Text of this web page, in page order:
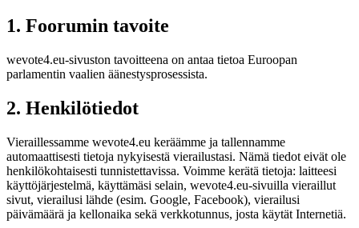
1. Foorumin tavoite
wevote4.eu-sivuston tavoitteena on antaa tietoa Euroopan
parlamentin vaalien äänestysprosessista.
2. Henkilötiedot
Vieraillessamme wevote4.eu keräämme ja tallennamme
automaattisesti tietoja nykyisestä vierailustasi. Nämä tiedot eivät ole
henkilökohtaisesti tunnistettavissa. Voimme kerätä tietoja: laitteesi
käyttöjärjestelmä, käyttämäsi selain, wevote4.eu-sivuilla vieraillut
sivut, vierailusi lähde (esim. Google, Facebook), vierailusi
päivämäärä ja kellonaika sekä verkkotunnus, josta käytät Internetiä.